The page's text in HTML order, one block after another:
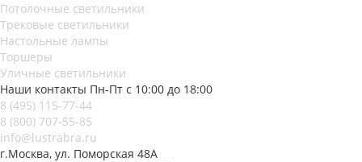
Потолочные светильники
Трековые светильники
Настольные лампы
Торшеры
Уличные светильники
Наши контакты Пн-Пт с 10:00 до 18:00
8 (495) 115-77-44
8 (800) 707-55-85
info@lustrabra.ru
г.Москва, ул. Поморская 48А